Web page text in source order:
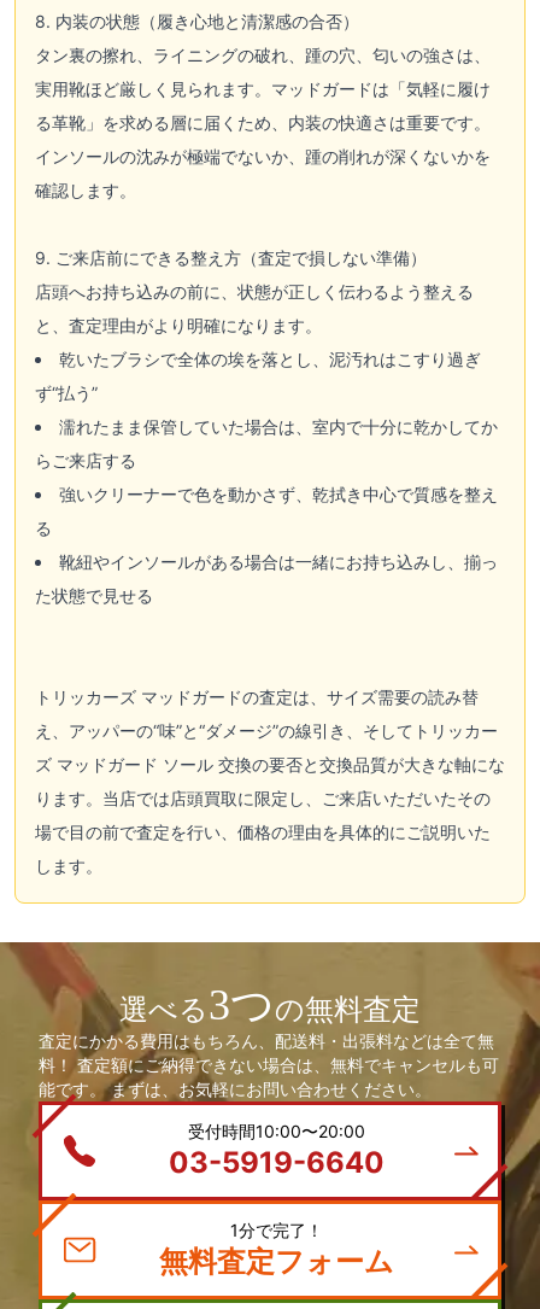
8. 内装の状態（履き心地と清潔感の合否）
タン裏の擦れ、ライニングの破れ、踵の穴、匂いの強さは、
実用靴ほど厳しく見られます。マッドガードは「気軽に履け
る革靴」を求める層に届くため、内装の快適さは重要です。
インソールの沈みが極端でないか、踵の削れが深くないかを
確認します。
9. ご来店前にできる整え方（査定で損しない準備）
店頭へお持ち込みの前に、状態が正しく伝わるよう整える
と、査定理由がより明確になります。
乾いたブラシで全体の埃を落とし、泥汚れはこすり過ぎ
ず“払う”
濡れたまま保管していた場合は、室内で十分に乾かしてか
らご来店する
強いクリーナーで色を動かさず、乾拭き中心で質感を整え
る
靴紐やインソールがある場合は一緒にお持ち込みし、揃っ
た状態で見せる
トリッカーズ マッドガードの査定は、サイズ需要の読み替
え、アッパーの“味”と“ダメージ”の線引き、そしてトリッカー
ズ マッドガード ソール 交換の要否と交換品質が大きな軸にな
ります。当店では店頭買取に限定し、ご来店いただいたその
場で目の前で査定を行い、価格の理由を具体的にご説明いた
します。
選べる3つの無料査定
査定にかかる費用はもちろん、配送料・出張料などは全て無
料！ 査定額にご納得できない場合は、無料でキャンセルも可
能です。 まずは、お気軽にお問い合わせください。
受付時間10:00〜20:00
03-5919-6640
無料査定フォーム